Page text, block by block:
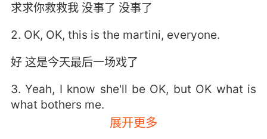
求求你救救我 没事了 没事了
2. OK, OK, this is the martini, everyone.
好 这是今天最后一场戏了
3. Yeah, I know she'll be OK, but OK what is
what bothers me.
我知道她没事 但我担心的就是她哪方面没事
展开更多